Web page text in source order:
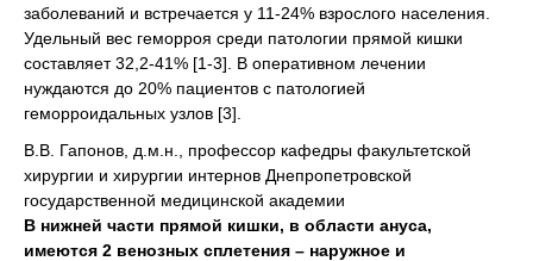
заболеваний и встречается у 11-24% взрослого населения.
Удельный вес геморроя среди патологии прямой кишки
составляет 32,2-41% [1-3]. В оперативном лечении
нуждаются до 20% пациентов с патологией
геморроидальных узлов [3].
В.В. Гапонов, д.м.н., профессор кафедры факультетской
хирургии и хирургии интернов Днепропетровской
государственной медицинской академии
В нижней части прямой кишки, в области ануса,
имеются 2 венозных сплетения – наружное и